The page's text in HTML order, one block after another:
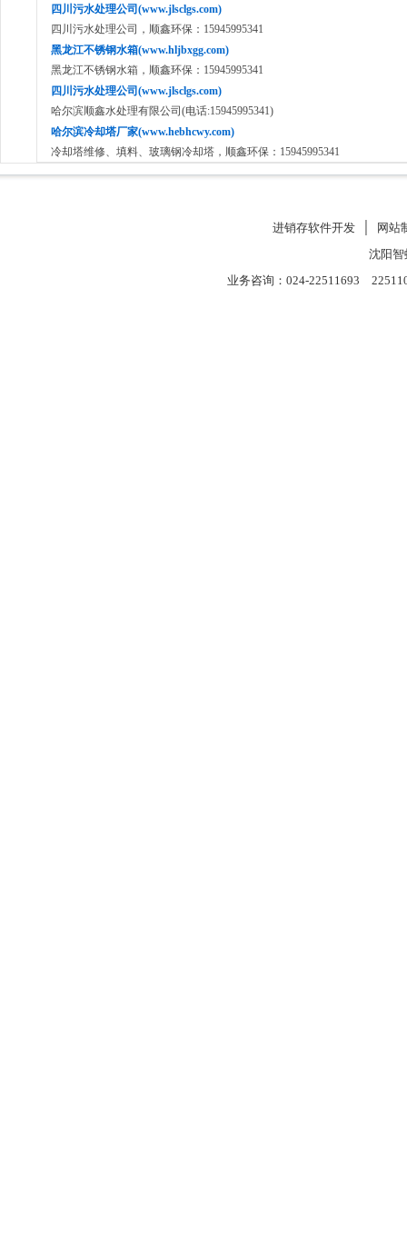
四川污水处理公司(www.jlsclgs.com)
四川污水处理公司，顺鑫环保：15945995341
黑龙江不锈钢水箱(www.hljbxgg.com)
黑龙江不锈钢水箱，顺鑫环保：15945995341
四川污水处理公司(www.jlsclgs.com)
哈尔滨顺鑫水处理有限公司(电话:15945995341)
哈尔滨冷却塔厂家(www.hebhcwy.com)
冷却塔维修、填料、玻璃钢冷却塔，顺鑫环保：15945995341
进销存软件开发│
网站
沈阳
业务咨询：024-22511693